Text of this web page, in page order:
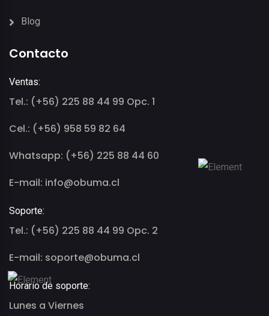
Blog
Contacto
Ventas:
Tel.: (+56) 225 88 44 99 Opc. 1
Cel.: (+56) 958 59 82 64
Whatsapp: (+56) 225 88 44 60
E-mail: info@obuma.cl
Soporte:
Tel.: (+56) 225 88 44 99 Opc. 2
E-mail: soporte@obuma.cl
Horario de soporte:
Lunes a Viernes